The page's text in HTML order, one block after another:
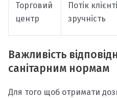
Торговий
центр
Потік
зручність
Важливість
санітарним нормам
Для того щоб отримати